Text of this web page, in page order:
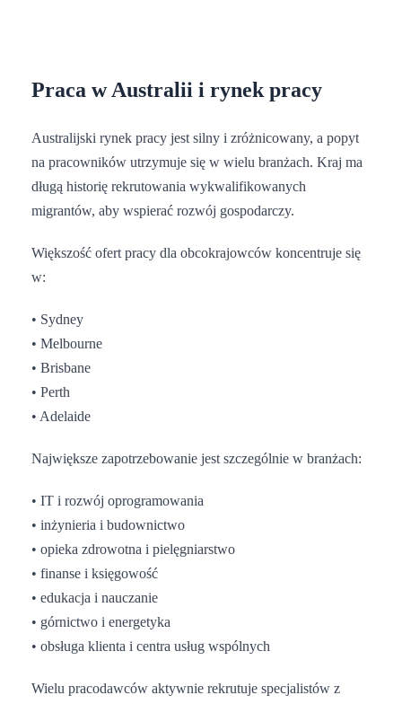
Praca w Australii i rynek pracy
Australijski rynek pracy jest silny i zróżnicowany, a popyt
na pracowników utrzymuje się w wielu branżach. Kraj ma
długą historię rekrutowania wykwalifikowanych
migrantów, aby wspierać rozwój gospodarczy.
Większość ofert pracy dla obcokrajowców koncentruje się
w:
• Sydney
• Melbourne
• Brisbane
• Perth
• Adelaide
Największe zapotrzebowanie jest szczególnie w branżach:
• IT i rozwój oprogramowania
• inżynieria i budownictwo
• opieka zdrowotna i pielęgniarstwo
• finanse i księgowość
• edukacja i nauczanie
• górnictwo i energetyka
• obsługa klienta i centra usług wspólnych
Wielu pracodawców aktywnie rekrutuje specjalistów z